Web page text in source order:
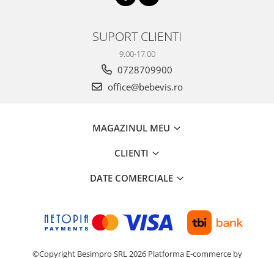
SUPORT CLIENTI
9.00-17.00
0728709900
office@bebevis.ro
MAGAZINUL MEU
CLIENTI
DATE COMERCIALE
©Copyright Besimpro SRL 2026 Platforma E-commerce by